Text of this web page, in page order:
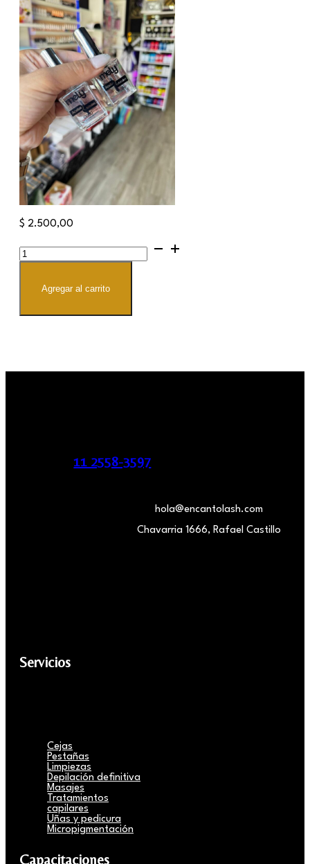
$ 2.500,00
Aceite
de
cutículas
cantidadAgregar al carrito
11 2558-3597
hola@encantolash.com
Chavarria 1666, Rafael Castillo
Servicios
Cejas
Pestañas
Limpiezas
Depilación definitiva
Masajes
Tratamientos
capilares
Uñas y pedicura
Micropigmentación
Capacitaciones